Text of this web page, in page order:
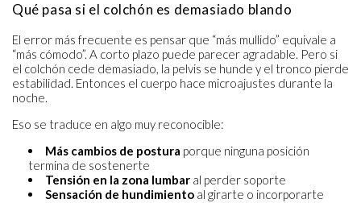
Qué pasa si el colchón es demasiado blando
El error más frecuente es pensar que “más mullido” equivale a
“más cómodo”. A corto plazo puede parecer agradable. Pero si
el colchón cede demasiado, la pelvis se hunde y el tronco pierde
estabilidad. Entonces el cuerpo hace microajustes durante la
noche.
Eso se traduce en algo muy reconocible:
Más cambios de postura porque ninguna posición
termina de sostenerte
Tensión en la zona lumbar al perder soporte
Sensación de hundimiento al girarte o incorporarte